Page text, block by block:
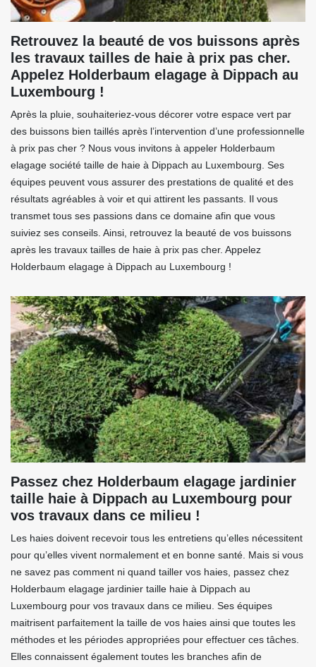
Retrouvez la beauté de vos buissons après
les travaux tailles de haie à prix pas cher.
Appelez Holderbaum elagage à Dippach au
Luxembourg !
Après la pluie, souhaiteriez-vous décorer votre espace vert par
des buissons bien taillés après l’intervention d’une professionnelle
à prix pas cher ? Nous vous invitons à appeler Holderbaum
elagage société taille de haie à Dippach au Luxembourg. Ses
équipes peuvent vous assurer des prestations de qualité et des
résultats agréables à voir et qui attirent les passants. Il vous
transmet tous ses passions dans ce domaine afin que vous
suiviez ses conseils. Ainsi, retrouvez la beauté de vos buissons
après les travaux tailles de haie à prix pas cher. Appelez
Holderbaum elagage à Dippach au Luxembourg !
Passez chez Holderbaum elagage jardinier
taille haie à Dippach au Luxembourg pour
vos travaux dans ce milieu !
Les haies doivent recevoir tous les entretiens qu’elles nécessitent
pour qu’elles vivent normalement et en bonne santé. Mais si vous
ne savez pas comment ni quand tailler vos haies, passez chez
Holderbaum elagage jardinier taille haie à Dippach au
Luxembourg pour vos travaux dans ce milieu. Ses équipes
maitrisent parfaitement la taille de vos haies ainsi que toutes les
méthodes et les périodes appropriées pour effectuer ces tâches.
Elles connaissent également toutes les branches afin de